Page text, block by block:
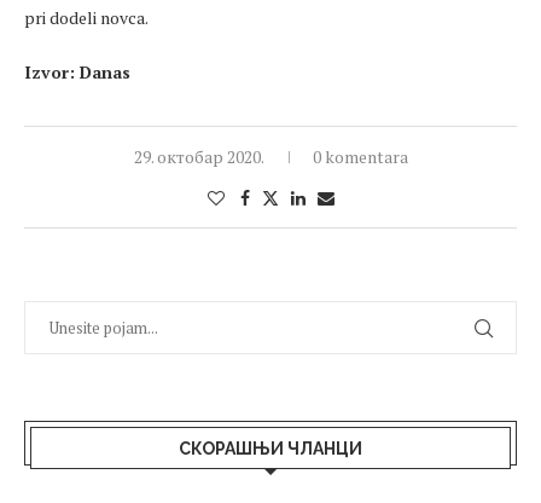
pri dodeli novca.
Izvor: Danas
29. октобар 2020. 0 komentara
СКОРАШЊИ ЧЛАНЦИ